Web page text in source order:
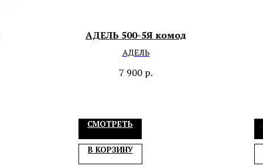
АДЕЛЬ 500-5Я комод
АДЕЛЬ
7 900 р.
СМОТРЕТЬ
В КОРЗИНУ